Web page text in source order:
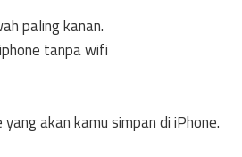
paling kanan.
akan kamu simpan di iPhone.